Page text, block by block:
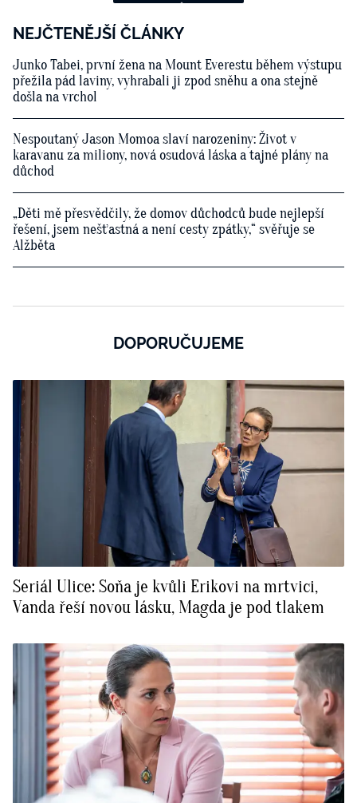
NEJČTENĚJŠÍ ČLÁNKY
Junko Tabei, první žena na Mount Everestu během výstupu
přežila pád laviny, vyhrabali ji zpod sněhu a ona stejně
došla na vrchol
Nespoutaný Jason Momoa slaví narozeniny: Život v
karavanu za miliony, nová osudová láska a tajné plány na
důchod
„Děti mě přesvědčily, že domov důchodců bude nejlepší
řešení, jsem nešťastná a není cesty zpátky,“ svěřuje se
Alžběta
DOPORUČUJEME
Seriál Ulice: Soňa je kvůli Erikovi na mrtvici,
Vanda řeší novou lásku, Magda je pod tlakem